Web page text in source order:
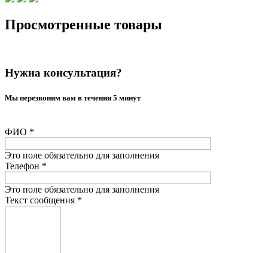
Просмотренные товары
Нужна консультация?
Мы перезвоним вам в течении 5 минут
ФИО *
Это поле обязательно для заполнения
Телефон *
Это поле обязательно для заполнения
Текст сообщения *